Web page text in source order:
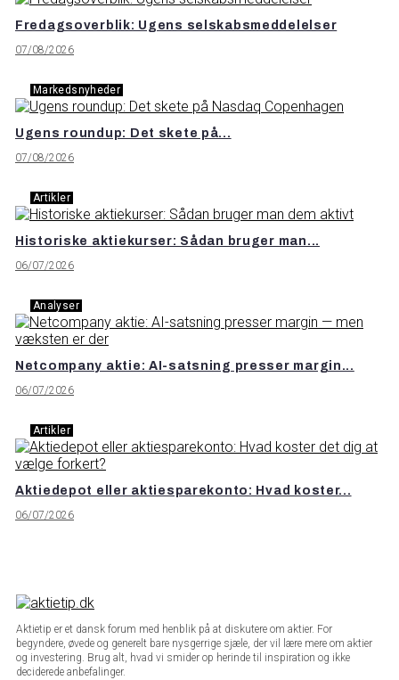
Fredagsoverblik: Ugens selskabsmeddelelser
07/08/2026
Markedsnyheder
Ugens roundup: Det skete på...
07/08/2026
Artikler
Historiske aktiekurser: Sådan bruger man...
06/07/2026
Analyser
Netcompany aktie: AI-satsning presser margin...
06/07/2026
Artikler
Aktiedepot eller aktiesparekonto: Hvad koster...
06/07/2026
Aktietip er et dansk forum med henblik på at diskutere om aktier. For
begyndere, øvede og generelt bare nysgerrige sjæle, der vil lære mere om aktier
og investering. Brug alt, hvad vi smider op herinde til inspiration og ikke
deciderede anbefalinger.